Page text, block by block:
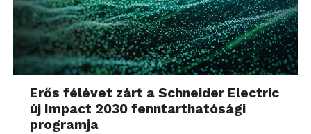
Erős félévet zárt a Schneider Electric
új Impact 2030 fenntarthatósági
programja